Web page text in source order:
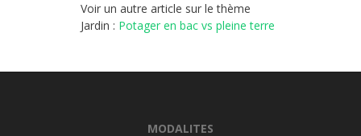
Voir un autre article sur le thème
Jardin : Potager en bac vs pleine terre
MODALITES